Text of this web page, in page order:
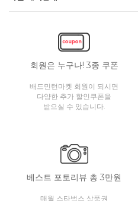
회원은 누구나! 3종 쿠폰
배드민턴마켓 회원이 되시면
다양한 추가 할인쿠폰을
받으실 수 있습니다.
베스트 포토리뷰 총 3만원
매월 스타벅스 상품권